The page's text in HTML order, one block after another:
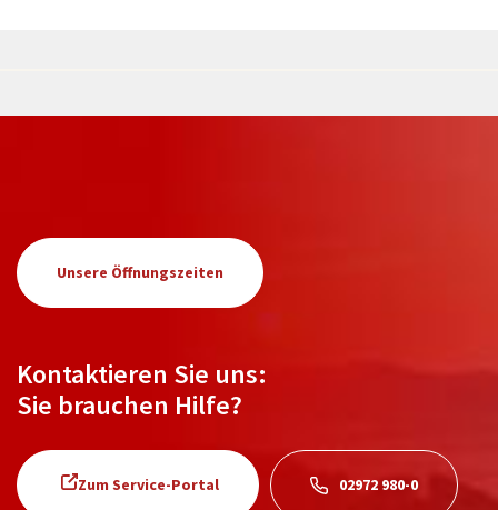
Unsere Öffnungszeiten
Kontaktieren Sie uns:
Sie brauchen Hilfe?
Zum Service-Portal 02972 980-0